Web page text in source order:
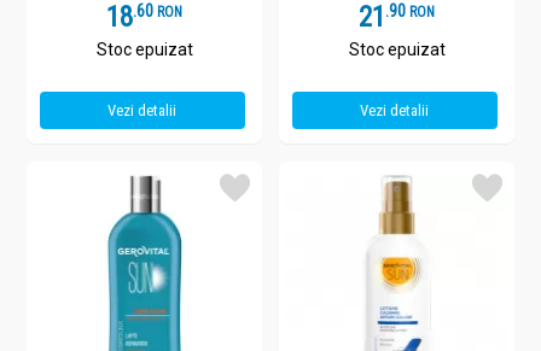
18.6 RON
Stoc epuizat
Vezi detalii
21 .9 RON
Stoc epuizat
Vezi detalii